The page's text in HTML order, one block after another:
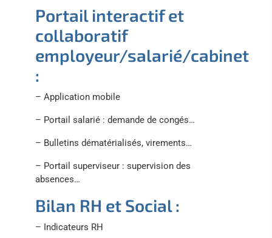
Portail interactif et
collaboratif
employeur/salarié/cabinet
:
– Application mobile
– Portail salarié : demande de congés…
– Bulletins dématérialisés, virements…
– Portail superviseur : supervision des
absences…
Bilan RH et Social :
– Indicateurs RH